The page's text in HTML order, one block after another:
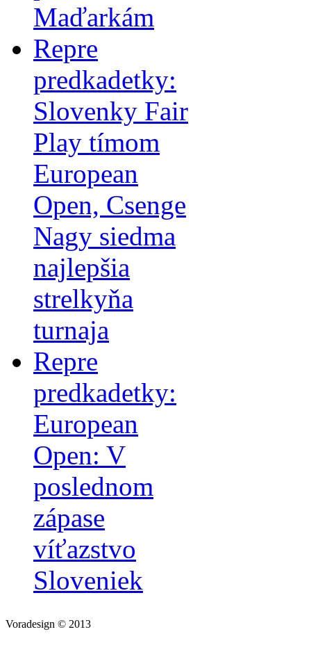
Maďarkám
Repre
predkadetky:
Slovenky Fair
Play tímom
European
Open, Csenge
Nagy siedma
najlepšia
strelkyňa
turnaja
Repre
predkadetky:
European
Open: V
poslednom
zápase
víťazstvo
Sloveniek
Voradesign © 2013